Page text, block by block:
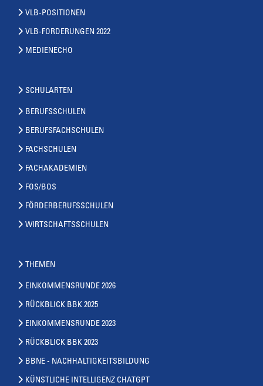
VLB-POSITIONEN
VLB-FORDERUNGEN 2022
MEDIENECHO
SCHULARTEN
BERUFSSCHULEN
BERUFSFACHSCHULEN
FACHSCHULEN
FACHAKADEMIEN
FOS/BOS
FÖRDERBERUFSSCHULEN
WIRTSCHAFTSSCHULEN
THEMEN
EINKOMMENSRUNDE 2026
RÜCKBLICK BBK 2025
EINKOMMENSRUNDE 2023
RÜCKBLICK BBK 2023
BBNE - NACHHALTIGKEITSBILDUNG
KÜNSTLICHE INTELLIGENZ CHATGPT